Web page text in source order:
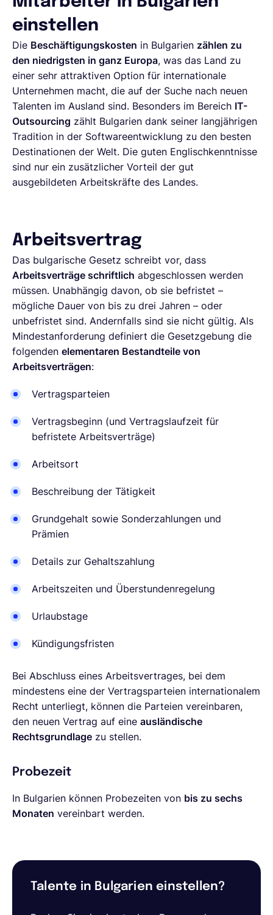
einstellen
Die Beschäftigungskosten in Bulgarien zählen zu
den niedrigsten in ganz Europa, was das Land zu
einer sehr attraktiven Option für internationale
Unternehmen macht, die auf der Suche nach neuen
Talenten im Ausland sind. Besonders im Bereich IT-
Outsourcing zählt Bulgarien dank seiner langjährigen
Tradition in der Softwareentwicklung zu den besten
Destinationen der Welt. Die guten Englischkenntnisse
sind nur ein zusätzlicher Vorteil der gut
ausgebildeten Arbeitskräfte des Landes.
Arbeitsvertrag
Das bulgarische Gesetz schreibt vor, dass
Arbeitsverträge schriftlich abgeschlossen werden
müssen. Unabhängig davon, ob sie befristet –
mögliche Dauer von bis zu drei Jahren – oder
unbefristet sind. Andernfalls sind sie nicht gültig. Als
Mindestanforderung definiert die Gesetzgebung die
folgenden elementaren Bestandteile von
Arbeitsverträgen:
Vertragsparteien
Vertragsbeginn (und Vertragslaufzeit für
befristete Arbeitsverträge)
Arbeitsort
Beschreibung der Tätigkeit
Grundgehalt sowie Sonderzahlungen und
Prämien
Details zur Gehaltszahlung
Arbeitszeiten und Überstundenregelung
Urlaubstage
Kündigungsfristen
Bei Abschluss eines Arbeitsvertrages, bei dem
mindestens eine der Vertragsparteien internationalem
Recht unterliegt, können die Parteien vereinbaren,
den neuen Vertrag auf eine ausländische
Rechtsgrundlage zu stellen.
Probezeit
In Bulgarien können Probezeiten von bis zu sechs
Monaten vereinbart werden.
Talente in Bulgarien einstellen?